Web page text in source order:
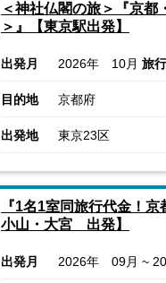
＜神社仏閣の旅＞『京
＞』【東京駅出発】
出発月 2026年 10月 旅
目的地 京都府
出発地 東京23区
『1名1室同旅行代金！
小山・大宮 出発】
出発月 2026年 09月 ~